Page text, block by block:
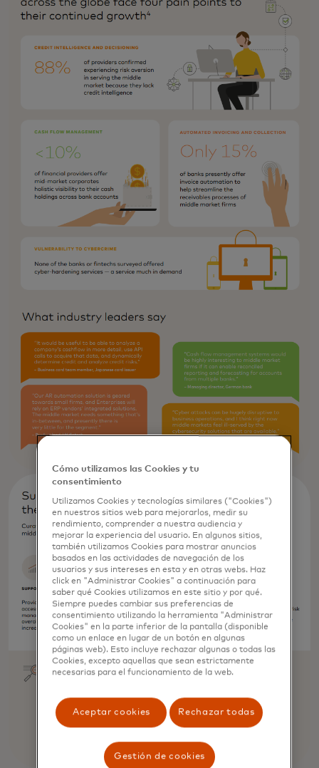
Cómo utilizamos las Cookies y tu
consentimiento
Utilizamos Cookies y tecnologías similares ("Cookies")
en nuestros sitios web para mejorarlos, medir su
rendimiento, comprender a nuestra audiencia y
mejorar la experiencia del usuario. En algunos sitios,
también utilizamos Cookies para mostrar anuncios
basados ​​en las actividades de navegación de los
usuarios y sus intereses en esta y en otras webs. Haz
click en "Administrar Cookies" a continuación para
saber qué Cookies utilizamos en este sitio y por qué.
Siempre puedes cambiar sus preferencias de
consentimiento utilizando la herramienta "Administrar
Cookies" en la parte inferior de la pantalla (disponible
como un enlace en lugar de un botón en algunas
páginas web). Esto incluye rechazar algunas o todas las
Cookies, excepto aquellas que sean estrictamente
necesarias para el funcionamiento de la web.
Aceptar cookies Rechazar todas
Gestión de cookies